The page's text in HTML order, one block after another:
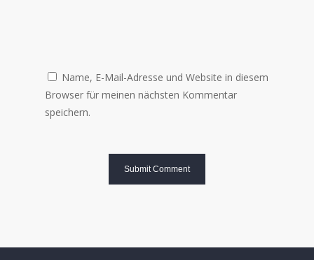
Name, E-Mail-Adresse und Website in diesem
Browser für meinen nächsten Kommentar
speichern.